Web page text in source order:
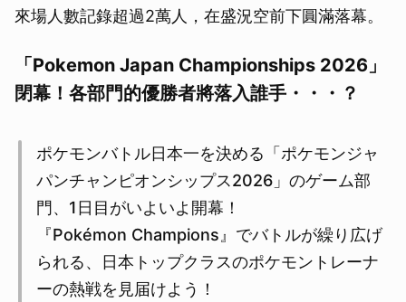
來場人數記錄超過2萬人，在盛況空前下圓滿落幕。
「Pokemon Japan Championships 2026」
閉幕！各部門的優勝者將落入誰手・・・？
ポケモンバトル日本一を決める「ポケモンジャ
パンチャンピオンシップス2026」のゲーム部
門、1日目がいよいよ開幕！
『Pokémon Champions』でバトルが繰り広げ
られる、日本トップクラスのポケモントレーナ
ーの熱戦を見届けよう！